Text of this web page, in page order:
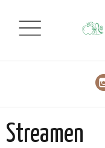
Streamen